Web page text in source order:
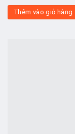
Thêm vào giỏ hàng